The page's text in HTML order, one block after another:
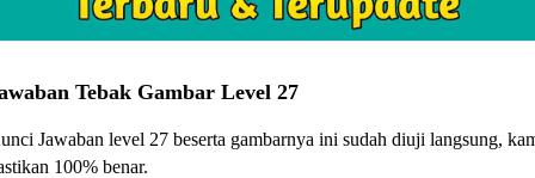
Tebak Gambar Level 27
Jawaban level 27 beserta gambarnya ini sudah diuji langsung,
100% benar.